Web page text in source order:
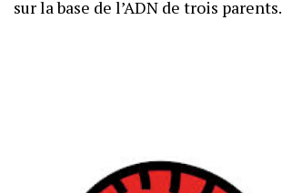
sur la base de l’ADN de trois parents.